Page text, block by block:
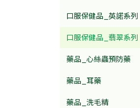
口服保健品_英諾系列
口服保健品_翡翠系列
藥品_心絲蟲預防藥
藥品_耳藥
藥品_洗毛精